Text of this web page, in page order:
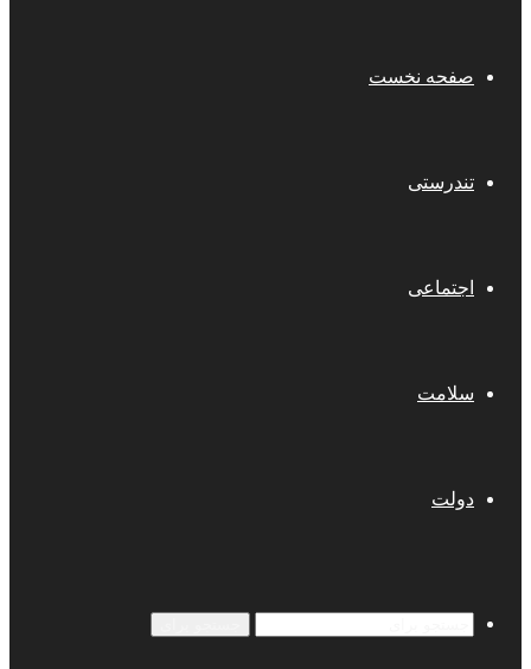
صفحه نخست
تندرستی
اجتماعی
سلامت
دولت